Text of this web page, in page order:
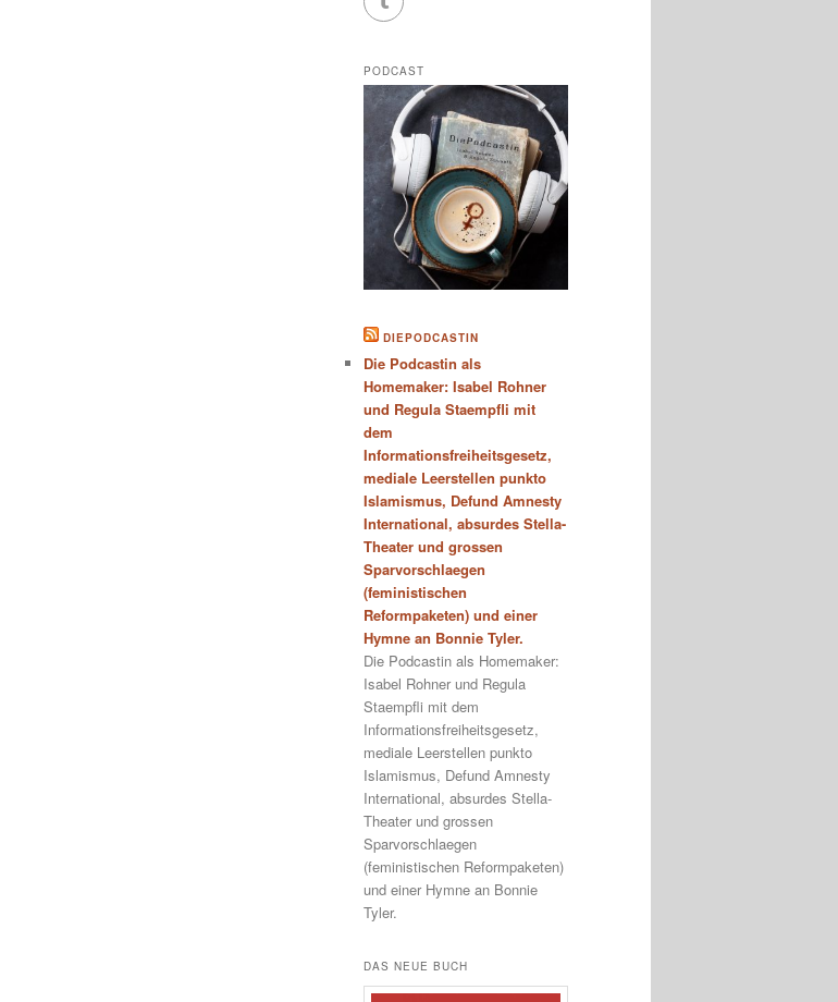
PODCAST
DIEPODCASTIN
Die Podcastin als
Homemaker: Isabel Rohner
und Regula Staempfli mit
dem
Informationsfreiheitsgesetz,
mediale Leerstellen punkto
Islamismus, Defund Amnesty
International, absurdes Stella-
Theater und grossen
Sparvorschlaegen
(feministischen
Reformpaketen) und einer
Hymne an Bonnie Tyler.
Die Podcastin als Homemaker:
Isabel Rohner und Regula
Staempfli mit dem
Informationsfreiheitsgesetz,
mediale Leerstellen punkto
Islamismus, Defund Amnesty
International, absurdes Stella-
Theater und grossen
Sparvorschlaegen
(feministischen Reformpaketen)
und einer Hymne an Bonnie
Tyler.
DAS NEUE BUCH